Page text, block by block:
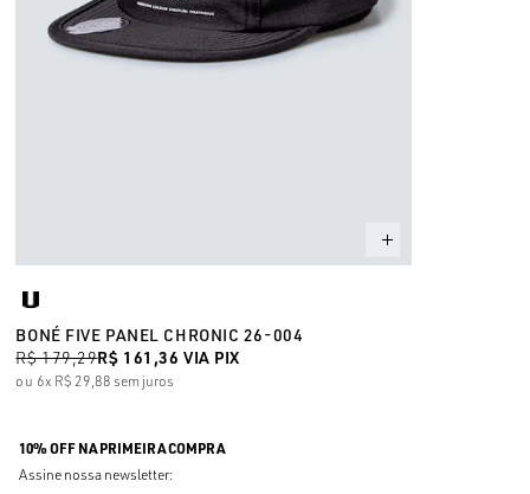
BONÉ FIVE PANEL CHRONIC 26-004
R$ 161,36 VIA PIX
R$ 179,29
6x R$ 29,88 sem juros
10% OFF NA PRIMEIRA COMPRA
Assine nossa newsletter: